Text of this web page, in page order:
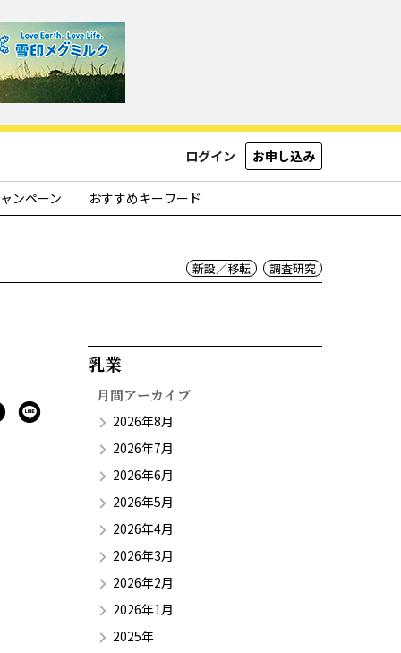
ログイン お申し込み
ンペーン おすすめキーワード
新設／移転 調査研究
乳業​
月間アーカイブ
2026年8月
2026年7月
2026年6月
2026年5月
2026年4月
2026年3月
2026年2月
2026年1月
2025年